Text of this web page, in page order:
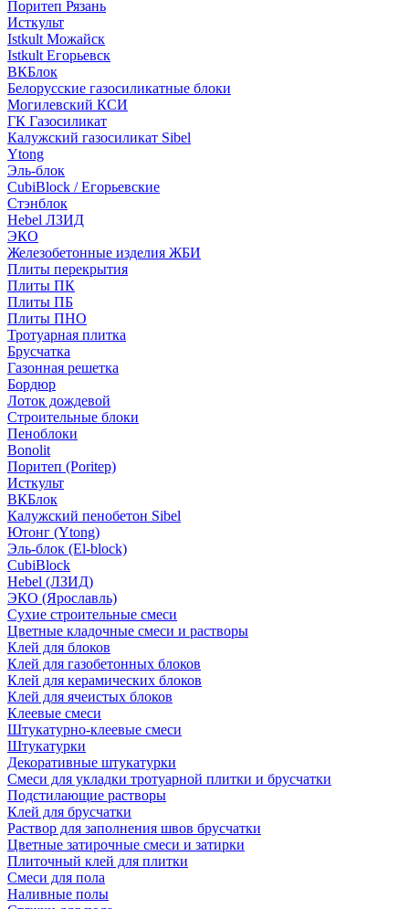
Поритеп Рязань
Исткульт
Istkult Можайск
Istkult Егорьевск
ВКБлок
Белорусские газосиликатные блоки
Могилевский КСИ
ГК Газосиликат
Калужский газосиликат Sibel
Ytong
Эль-блок
CubiBlock / Егорьевские
Стэнблок
Hebel ЛЗИД
ЭКО
Железобетонные изделия ЖБИ
Плиты перекрытия
Плиты ПК
Плиты ПБ
Плиты ПНО
Тротуарная плитка
Брусчатка
Газонная решетка
Бордюр
Лоток дождевой
Строительные блоки
Пеноблоки
Bonolit
Поритеп (Poritep)
Исткульт
ВКБлок
Калужский пенобетон Sibel
Ютонг (Ytong)
Эль-блок (El-block)
CubiBlock
Hebel (ЛЗИД)
ЭКО (Ярославль)
Сухие строительные смеси
Цветные кладочные смеси и растворы
Клей для блоков
Клей для газобетонных блоков
Клей для керамических блоков
Клей для ячеистых блоков
Клеевые смеси
Штукатурно-клеевые смеси
Штукатурки
Декоративные штукатурки
Смеси для укладки тротуарной плитки и брусчатки
Подстилающие растворы
Клей для брусчатки
Раствор для заполнения швов брусчатки
Цветные затирочные смеси и затирки
Плиточный клей для плитки
Смеси для пола
Наливные полы